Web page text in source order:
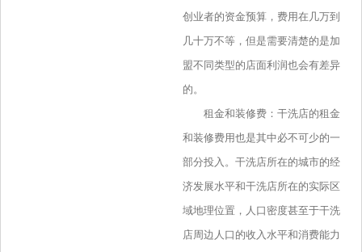
创业者的资金预算，费用在几万到
几十万不等，但是需要清楚的是加
盟不同类型的店面利润也会有差异
的。
租金和装修费：干洗店的租金
和装修费用也是其中必不可少的一
部分投入。干洗店所在的城市的经
济发展水平和干洗店所在的实际区
域地理位置，人口密度甚至于干洗
店周边人口的收入水平和消费能力